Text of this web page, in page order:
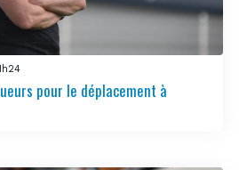
pour le déplacement à